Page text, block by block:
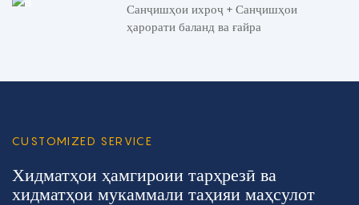
Санҷишҳои ихроҷ + Санҷишҳои
ҳарорати баланд ва ғайра
CUSTOMIZED SERVICE
Хидматҳои ҳамгироии тарҳрезӣ ва
хидматҳои мукаммали таҳияи маҳсулот